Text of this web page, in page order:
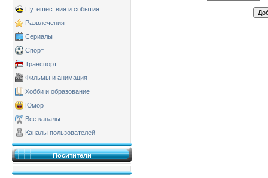
Путешествия и события
Развлечения
Сериалы
Спорт
Транспорт
Фильмы и анимация
Хобби и образование
Юмор
Все каналы
Каналы пользователей
Поситители